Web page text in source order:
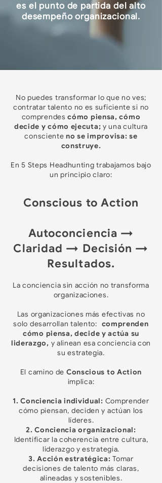
es el punto de partida del alto
desempeño organizacional.
No puedes transformar lo que no ves;
contratar talento no es suficiente si no
comprendescómo piensa, cómo
decide y cómo ejecuta; y una cultura
consciente no se improvisa: se
construye.
En 5 Steps Headhunting trabajamos bajo
un principio claro:
Conscious to Action
Autoconciencia →
Claridad → Decisión →
Resultados.
La conciencia sin acción no transforma
organizaciones.
Las organizaciones más efectivas no
solo desarrollan talento: comprenden
cómo piensa, decide y actúa su
liderazgo, y alinean esa conciencia con
su estrategia.
El camino de Conscious to Action
implica:
1. Conciencia individual: Comprender
cómo piensan, deciden y actúan los
líderes.
2. Conciencia organizacional:
Identificar la coherencia entre cultura,
liderazgo y estrategia.
3. Acción estratégica: Tomar
decisiones de talento más claras,
alineadas y sostenibles.